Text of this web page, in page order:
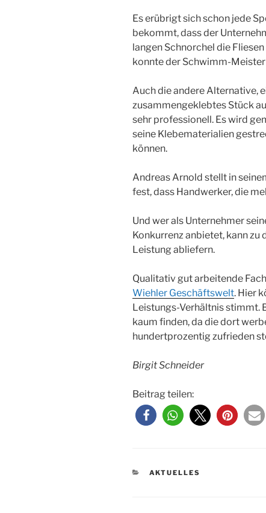
Es erübrigt sich schon jede
bekommt, dass der
langen Schnorchel die
konnte der Schwimm-
Auch die andere Alternative,
zusammengeklebtes Stück
sehr professionell. Es wird
seine Klebematerialien
können.
Andreas Arnold stellt in
fest, dass Handwerker, die
Und wer als Unternehmer
Konkurrenz anbietet, kann
Leistung abliefern.
Qualitativ gut arbeitende
Wiehler Geschäftswelt. Hier
Leistungs-Verhältnis stimmt.
kaum finden, da die dort
hundertprozentig zufrieden
Birgit Schneider
Beitrag teilen:
KATEGORIEN
AKTUELLES